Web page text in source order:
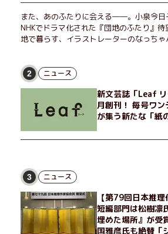
また、あのふたりに会える――。小泉今日
NHKでドラマ化された『団地のふたり』
地で暮らす、イラストレーターのなっち
げたり、部屋でふたりだけの「台湾映画祭
独身、幼なじみの変わらぬ友情とささやか
2 ニュース
新文芸誌「Leaf
月創刊！ 毎号ワ
が集う新たな「紙
3 ニュース
【第79回日本推理
短編部門は松樹凛
埋めた場所』が
国雅彦氏も絶賛「